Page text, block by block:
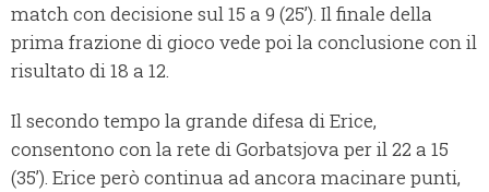
match con decisione sul 15 a 9 (25’). Il finale della
prima frazione di gioco vede poi la conclusione con il
risultato di 18 a 12.
Il secondo tempo la grande difesa di Erice,
consentono con la rete di Gorbatsjova per il 22 a 15
(35’). Erice però continua ad ancora macinare punti,